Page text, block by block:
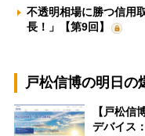
不透明相場に勝つ信用
長！」【第9回】
戸松信博の明日の
【戸松信
デバイス